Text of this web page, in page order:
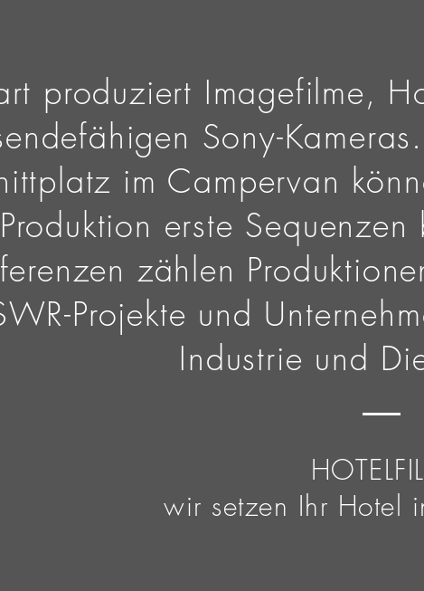
produziert Imagefilme,
Sony-
im Campervan
Produktion erste
zählen
Projekte und
Industrie und
wir setzen Ihr Hotel